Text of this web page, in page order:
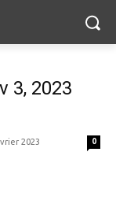
3, 2023
2023 0